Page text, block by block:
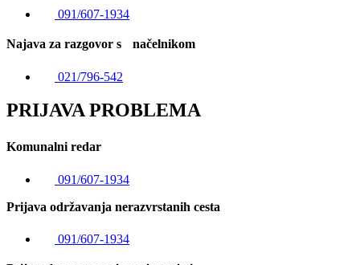
091/607-1934
Najava za razgovor s načelnikom
021/796-542
PRIJAVA PROBLEMA
Komunalni redar
091/607-1934
Prijava održavanja nerazvrstanih cesta
091/607-1934